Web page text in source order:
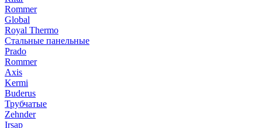
Rommer
Global
Royal Thermo
Стальные панельные
Prado
Rommer
Axis
Kermi
Buderus
Трубчатые
Zehnder
Irsap